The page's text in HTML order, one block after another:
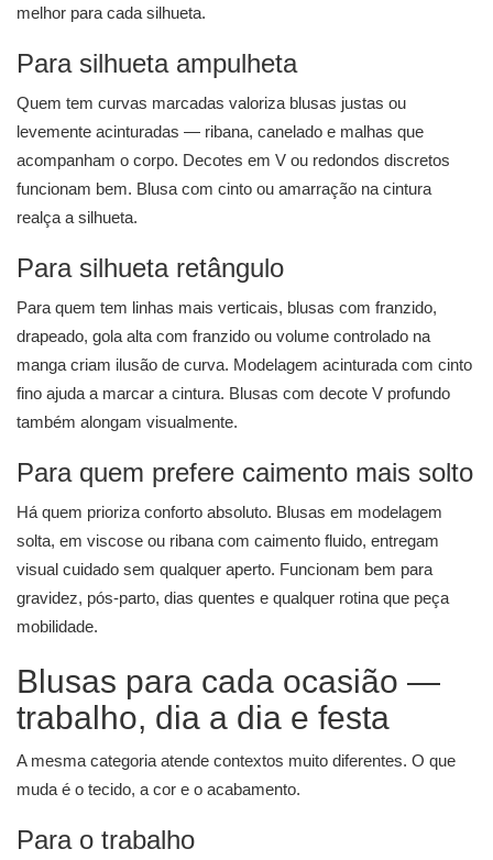
melhor para cada silhueta.
Para silhueta ampulheta
Quem tem curvas marcadas valoriza blusas justas ou
levemente acinturadas — ribana, canelado e malhas que
acompanham o corpo. Decotes em V ou redondos discretos
funcionam bem. Blusa com cinto ou amarração na cintura
realça a silhueta.
Para silhueta retângulo
Para quem tem linhas mais verticais, blusas com franzido,
drapeado, gola alta com franzido ou volume controlado na
manga criam ilusão de curva. Modelagem acinturada com cinto
fino ajuda a marcar a cintura. Blusas com decote V profundo
também alongam visualmente.
Para quem prefere caimento mais solto
Há quem prioriza conforto absoluto. Blusas em modelagem
solta, em viscose ou ribana com caimento fluido, entregam
visual cuidado sem qualquer aperto. Funcionam bem para
gravidez, pós-parto, dias quentes e qualquer rotina que peça
mobilidade.
Blusas para cada ocasião —
trabalho, dia a dia e festa
A mesma categoria atende contextos muito diferentes. O que
muda é o tecido, a cor e o acabamento.
Para o trabalho